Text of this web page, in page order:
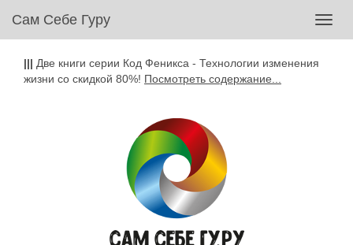
Сам Себе Гуру
||| Две книги серии Код Феникса - Технологии изменения
жизни со скидкой 80%! Посмотреть содержание...